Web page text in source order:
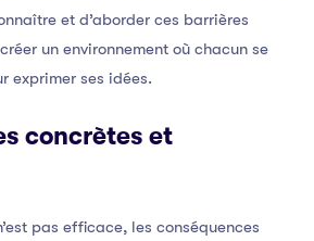
et d’aborder ces barrières
un environnement où chacun se
exprimer ses idées.
concrètes et
pas efficace, les conséquences